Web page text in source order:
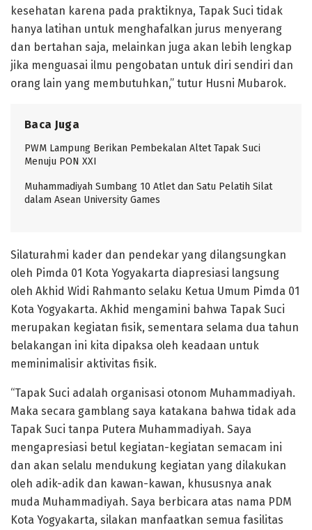
kesehatan karena pada praktiknya, Tapak Suci tidak
hanya latihan untuk menghafalkan jurus menyerang
dan bertahan saja, melainkan juga akan lebih lengkap
jika menguasai ilmu pengobatan untuk diri sendiri dan
orang lain yang membutuhkan,” tutur Husni Mubarok.
Baca Juga
PWM Lampung Berikan Pembekalan Altet Tapak Suci
Menuju PON XXI
Muhammadiyah Sumbang 10 Atlet dan Satu Pelatih Silat
dalam Asean University Games
Silaturahmi kader dan pendekar yang dilangsungkan
oleh Pimda 01 Kota Yogyakarta diapresiasi langsung
oleh Akhid Widi Rahmanto selaku Ketua Umum Pimda 01
Kota Yogyakarta. Akhid mengamini bahwa Tapak Suci
merupakan kegiatan fisik, sementara selama dua tahun
belakangan ini kita dipaksa oleh keadaan untuk
meminimalisir aktivitas fisik.
“Tapak Suci adalah organisasi otonom Muhammadiyah.
Maka secara gamblang saya katakana bahwa tidak ada
Tapak Suci tanpa Putera Muhammadiyah. Saya
mengapresiasi betul kegiatan-kegiatan semacam ini
dan akan selalu mendukung kegiatan yang dilakukan
oleh adik-adik dan kawan-kawan, khususnya anak
muda Muhammadiyah. Saya berbicara atas nama PDM
Kota Yogyakarta, silakan manfaatkan semua fasilitas